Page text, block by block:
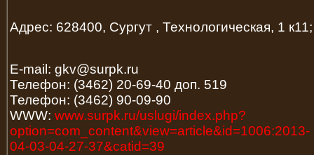
Адрес: 628400, Сургут , Технологическая, 1 к11;
E-mail: gkv@surpk.ru
Телефон: (3462) 20-69-40 доп. 519
Телефон: (3462) 90-09-90
WWW: www.surpk.ru/uslugi/index.php?
option=com_content&view=article&id=1006:2013-
04-03-04-27-37&catid=39